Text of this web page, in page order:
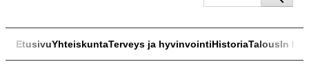
EtusivuYhteiskuntaTerveys ja hyvinvointiHistoriaTalousIn